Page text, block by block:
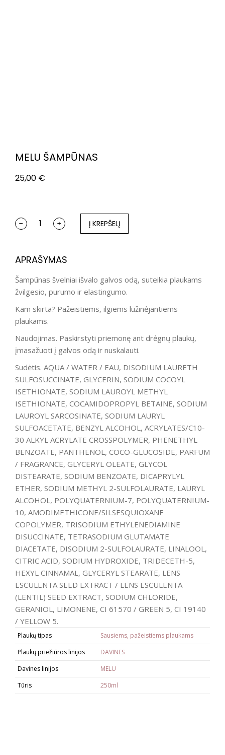
MELU ŠAMPŪNAS
25,00 €
Į KREPŠELĮ
APRAŠYMAS
Šampūnas švelniai išvalo galvos odą, suteikia plaukams
žvilgesio, purumo ir elastingumo.
Kam skirta? Pažeistiems, ilgiems lūžinėjantiems
plaukams.
Naudojimas. Paskirstyti priemonę ant drėgnų plaukų,
įmasažuoti į galvos odą ir nuskalauti.
Sudėtis. AQUA / WATER / EAU, DISODIUM LAURETH
SULFOSUCCINATE, GLYCERIN, SODIUM COCOYL
ISETHIONATE, SODIUM LAUROYL METHYL
ISETHIONATE, COCAMIDOPROPYL BETAINE, SODIUM
LAUROYL SARCOSINATE, SODIUM LAURYL
SULFOACETATE, BENZYL ALCOHOL, ACRYLATES/C10-
30 ALKYL ACRYLATE CROSSPOLYMER, PHENETHYL
BENZOATE, PANTHENOL, COCO-GLUCOSIDE, PARFUM
/ FRAGRANCE, GLYCERYL OLEATE, GLYCOL
DISTEARATE, SODIUM BENZOATE, DICAPRYLYL
ETHER, SODIUM METHYL 2-SULFOLAURATE, LAURYL
ALCOHOL, POLYQUATERNIUM-7, POLYQUATERNIUM-
10, AMODIMETHICONE/SILSESQUIOXANE
COPOLYMER, TRISODIUM ETHYLENEDIAMINE
DISUCCINATE, TETRASODIUM GLUTAMATE
DIACETATE, DISODIUM 2-SULFOLAURATE, LINALOOL,
CITRIC ACID, SODIUM HYDROXIDE, TRIDECETH-5,
HEXYL CINNAMAL, GLYCERYL STEARATE, LENS
ESCULENTA SEED EXTRACT / LENS ESCULENTA
(LENTIL) SEED EXTRACT, SODIUM CHLORIDE,
GERANIOL, LIMONENE, CI 61570 / GREEN 5, CI 19140
/ YELLOW 5.
Plaukų tipas
Sausiems, pažeistiems plaukams
Plaukų priežiūros linijos
DAVINES
Davines linijos
MELU
Tūris
250ml